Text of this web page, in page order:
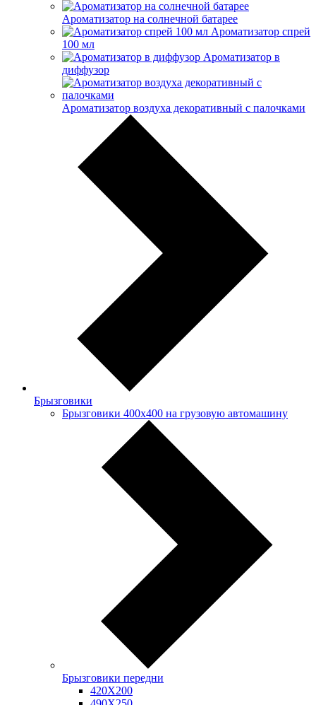
Ароматизатор на солнечной батарее
Ароматизатор спрей
100 мл
Ароматизатор в
диффузор
Ароматизатор воздуха декоративный с палочками
Брызговики
Брызговики 400х400 на грузовую автомашину
Брызговики передни
420Х200